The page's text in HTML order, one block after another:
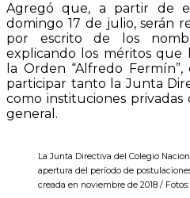
Agregó que, a partir de
domingo 17 de julio, serán
por escrito de los
explicando los méritos que
la Orden “Alfredo
participar tanto la Junta
como instituciones
general.
La Junta Directiva del Colegio
apertura del período de
creada en noviembre de 2018 /